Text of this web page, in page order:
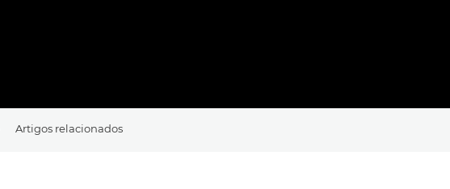
Artigos relacionados